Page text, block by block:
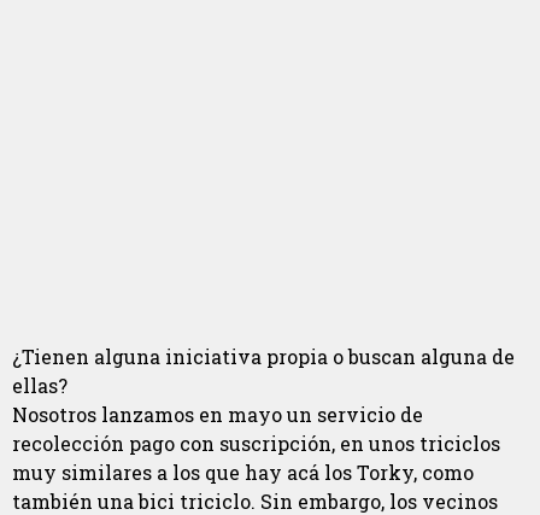
¿Tienen alguna iniciativa propia o buscan alguna de
ellas?
Nosotros lanzamos en mayo un servicio de
recolección pago con suscripción, en unos triciclos
muy similares a los que hay acá los Torky, como
también una bici triciclo. Sin embargo, los vecinos